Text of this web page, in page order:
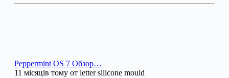
Peppermint OS 7 Обзор…
11 місяців тому от letter silicone mould